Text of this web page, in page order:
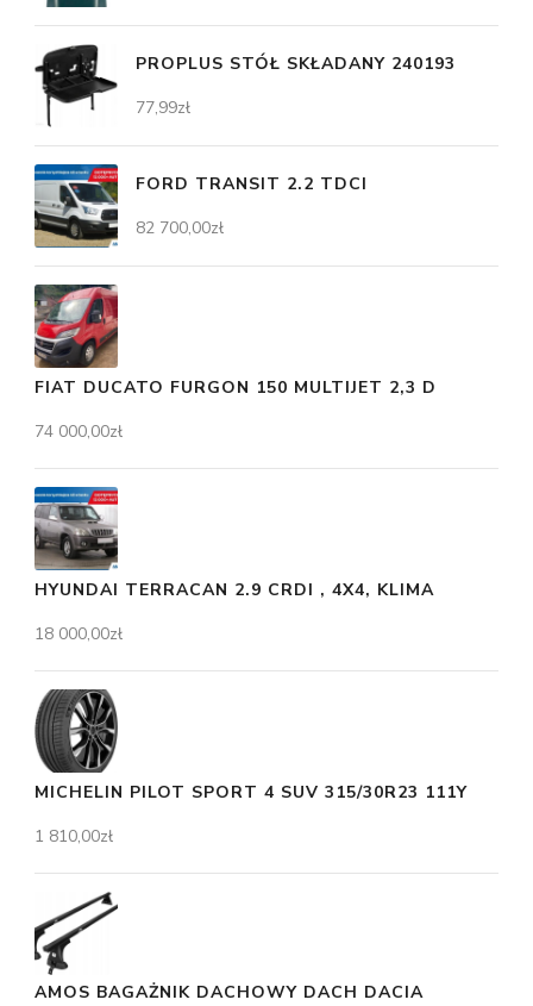
PROPLUS STÓŁ SKŁADANY 240193
77,99zł
FORD TRANSIT 2.2 TDCI
82 700,00zł
FIAT DUCATO FURGON 150 MULTIJET 2,3 D
74 000,00zł
HYUNDAI TERRACAN 2.9 CRDI , 4X4, KLIMA
18 000,00zł
MICHELIN PILOT SPORT 4 SUV 315/30R23 111Y
1 810,00zł
AMOS BAGAŻNIK DACHOWY DACH DACIA